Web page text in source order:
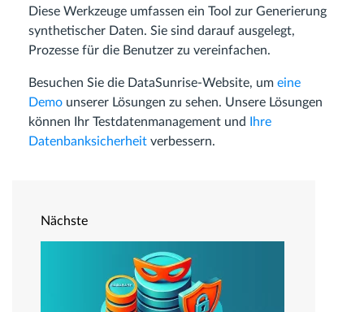
Diese Werkzeuge umfassen ein Tool zur Generierung
synthetischer Daten. Sie sind darauf ausgelegt,
Prozesse für die Benutzer zu vereinfachen.
Besuchen Sie die DataSunrise-Website, um eine
Demo unserer Lösungen zu sehen. Unsere Lösungen
können Ihr Testdatenmanagement und
Ihre
Datenbanksicherheit verbessern.
Nächste